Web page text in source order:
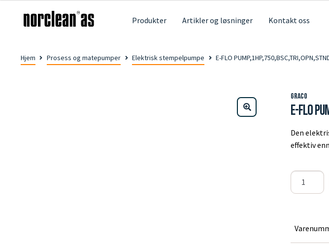
Produkter Artikler og løsninger Kontakt oss
Hjem Prosess og matepumper Elektrisk stempelpumpe E-FLO
Graco
E-FLO
Den
effektiv
E-
FLO